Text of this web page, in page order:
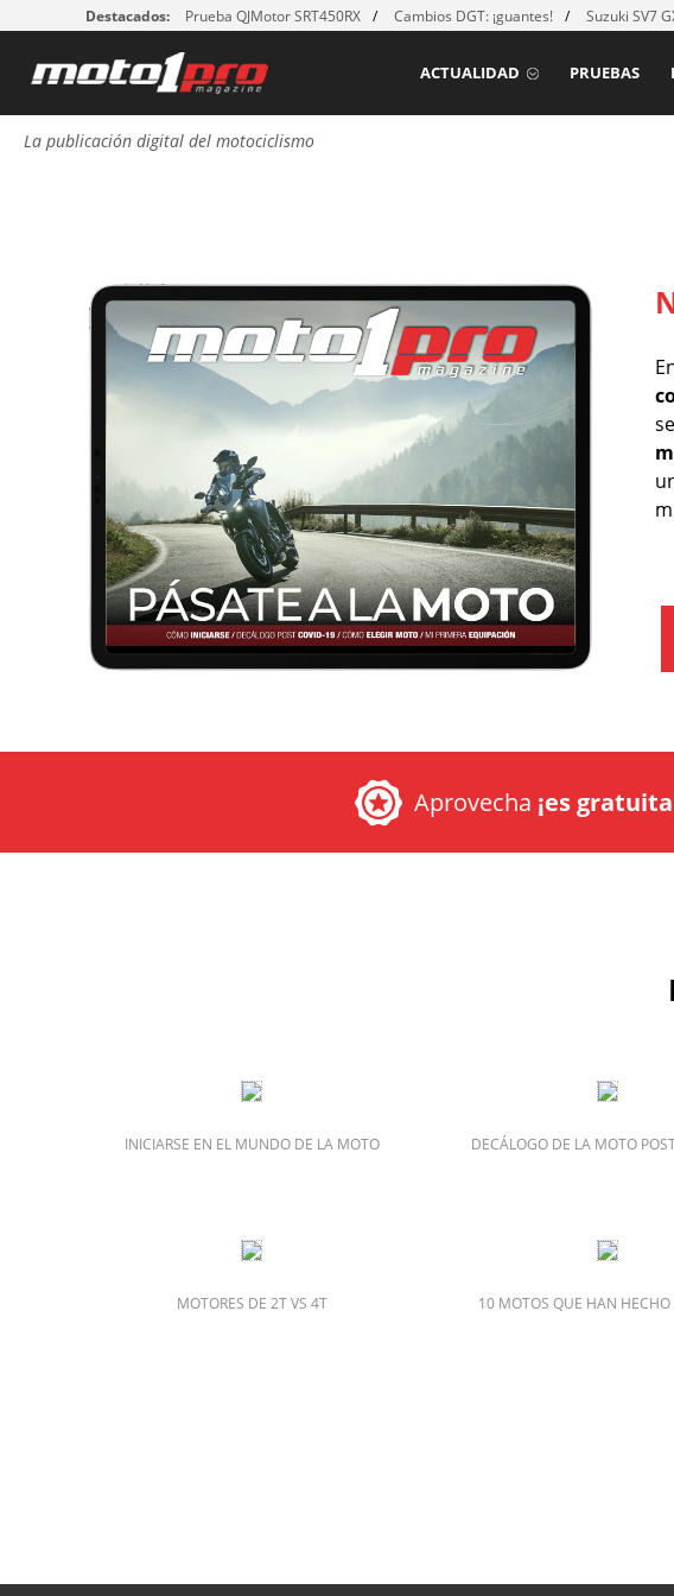
Destacados: Prueba QJMotor SRT450RX Cambios DGT: ¡guantes! Suzuki SV7
PRUEBAS
ACTUALIDAD
La publicación digital del motociclismo
Aprovecha ¡es
INICIARSE EN EL MUNDO DE LA MOTO DECÁLOGO DE LA MOTO
MOTORES DE 2T VS 4T 10 MOTOS QUE HAN HECHO